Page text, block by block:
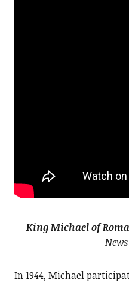
King Michael of
In 1944, Michael